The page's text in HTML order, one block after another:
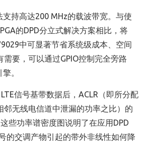
支持高达200 MHz的载波带宽。与使
的DPD分立式解决方案相比，将
中可显著节省系统级成本、空间
要，可以通过GPIO控制完全旁路
。
信号基带数据后，ACLR（即所分配
邻无线电信道中泄漏的功率之比）的
些功率谱密度图说明了在应用DPD
的交调产物引起的带外非线性如何降